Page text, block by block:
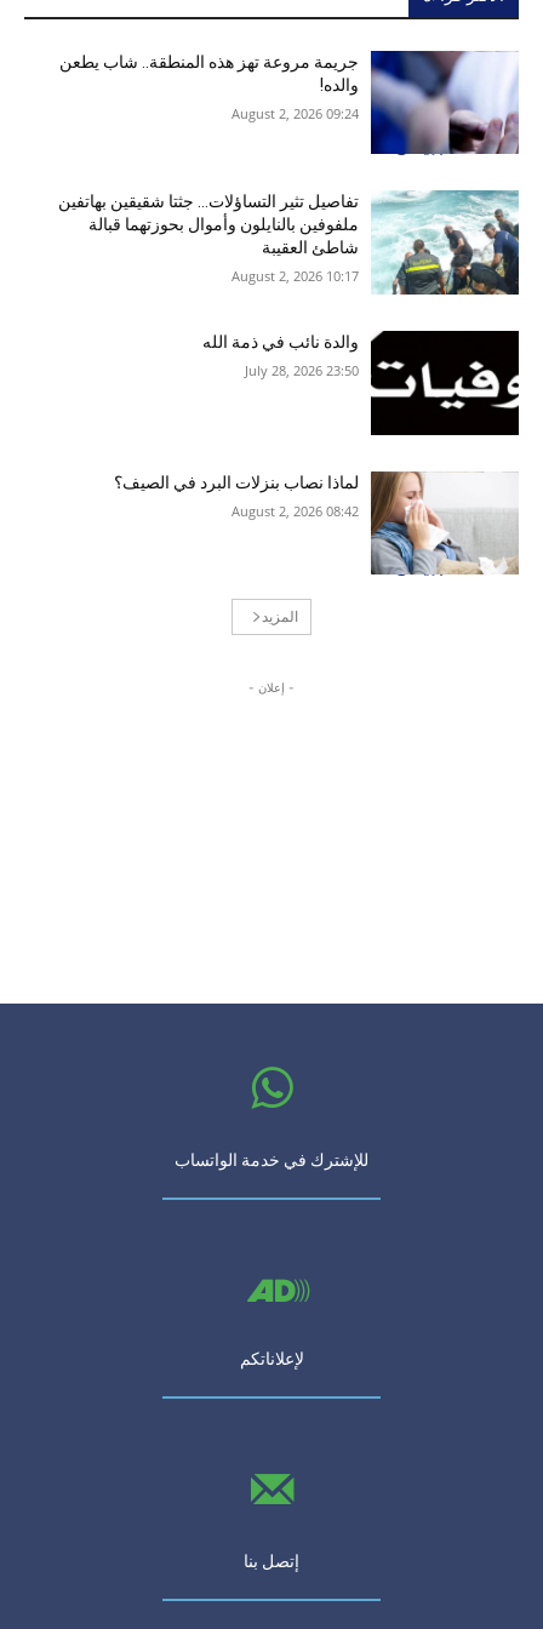
جريمة مروعة تهز هذه المنطقة.. شاب يطعن
والده!
09:24 2026 ,August 2
تفاصيل تثير التساؤلات… جثتا شقيقين بهاتفين
ملفوفين بالنايلون وأموال بحوزتهما قبالة
شاطئ العقيبة
10:17 2026 ,August 2
والدة نائب في ذمة الله
23:50 2026 ,July 28
لماذا نصاب بنزلات البرد في الصيف؟
08:42 2026 ,August 2
المزيد
- إعلان -
للإشترك في خدمة الواتساب
لإعلاناتكم
إتصل بنا